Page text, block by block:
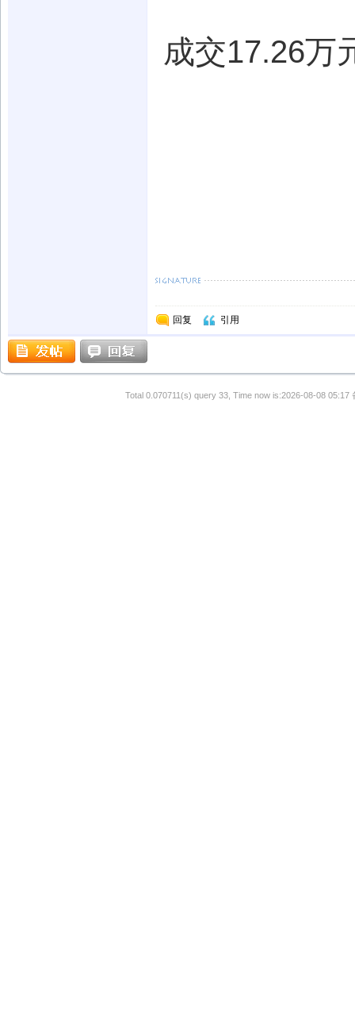
成交17.26万
回复 引用
Total 0.070711(s) query 33, Time now is:2026-08-08 05:17